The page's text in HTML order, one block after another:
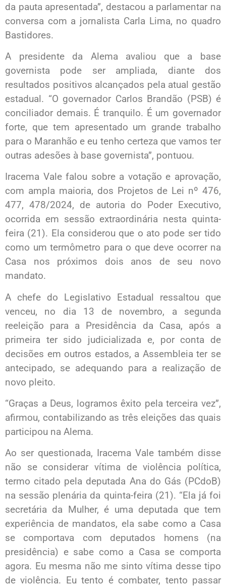
da pauta apresentada”, destacou a parlamentar na
conversa com a jornalista Carla Lima, no quadro
Bastidores.
A presidente da Alema avaliou que a base
governista pode ser ampliada, diante dos
resultados positivos alcançados pela atual gestão
estadual. “O governador Carlos Brandão (PSB) é
conciliador demais. É tranquilo. É um governador
forte, que tem apresentado um grande trabalho
para o Maranhão e eu tenho certeza que vamos ter
outras adesões à base governista”, pontuou.
Iracema Vale falou sobre a votação e aprovação,
com ampla maioria, dos Projetos de Lei nº 476,
477, 478/2024, de autoria do Poder Executivo,
ocorrida em sessão extraordinária nesta quinta-
feira (21). Ela considerou que o ato pode ser tido
como um termômetro para o que deve ocorrer na
Casa nos próximos dois anos de seu novo
mandato.
A chefe do Legislativo Estadual ressaltou que
venceu, no dia 13 de novembro, a segunda
reeleição para a Presidência da Casa, após a
primeira ter sido judicializada e, por conta de
decisões em outros estados, a Assembleia ter se
antecipado, se adequando para a realização de
novo pleito.
“Graças a Deus, logramos êxito pela terceira vez”,
afirmou, contabilizando as três eleições das quais
participou na Alema.
Ao ser questionada, Iracema Vale também disse
não se considerar vítima de violência política,
termo citado pela deputada Ana do Gás (PCdoB)
na sessão plenária da quinta-feira (21). “Ela já foi
secretária da Mulher, é uma deputada que tem
experiência de mandatos, ela sabe como a Casa
se comportava com deputados homens (na
presidência) e sabe como a Casa se comporta
agora. Eu mesma não me sinto vítima desse tipo
de violência. Eu tento é combater, tento passar